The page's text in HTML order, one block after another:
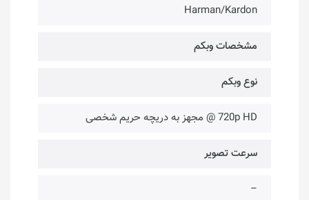
Harman/Kardon
مشخصات وبکم
نوع وبکم
720p HD @ مجهز به دریچه حریم شخصی
سرعت تصویر
–